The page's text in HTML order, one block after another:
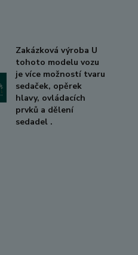
Zakázková výroba U
tohoto modelu vozu
je více možností tvaru
sedaček, opěrek
hlavy, ovládacích
prvků a dělení
sedadel .